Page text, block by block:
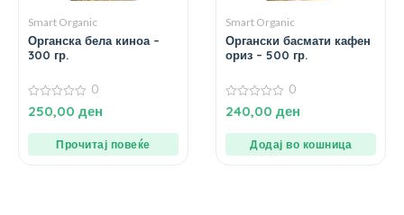
Smart Organic
Органска бела киноа –
300 гр.
0
од
0
250,00 ден
Прочитај повеќе
Smart Organic
Органски басмати кафен
ориз – 500 гр.
0
од
0
240,00 ден
Додај во кошница